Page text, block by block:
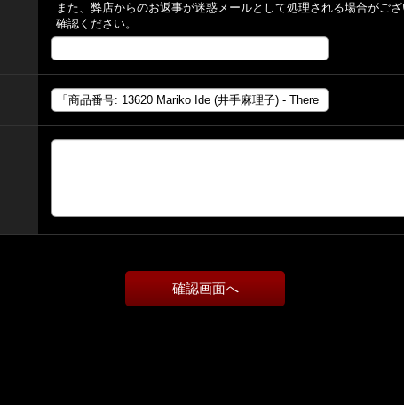
また、弊店からのお返事が迷惑メールとして処理される場合がご
確認ください。